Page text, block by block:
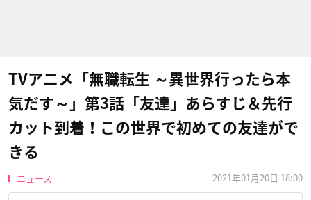
TVアニメ「無職転生 ～異世界行ったら本
気だす～」第3話「友達」あらすじ＆先行
カット到着！この世界で初めての友達がで
きる
ニュース 2021年01月20日 18:00